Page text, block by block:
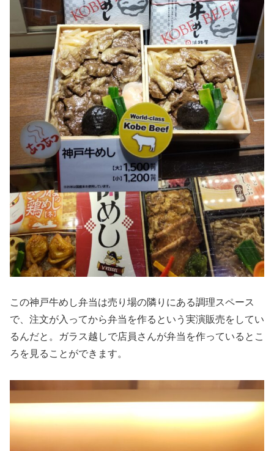
この神戸牛めし弁当は売り場の隣りにある調理スペース
で、注文が入ってから弁当を作るという実演販売をしてい
るんだと。ガラス越しで店員さんが弁当を作っているとこ
ろを見ることができます。